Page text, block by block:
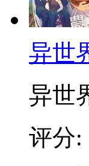
异世
异世
评分: